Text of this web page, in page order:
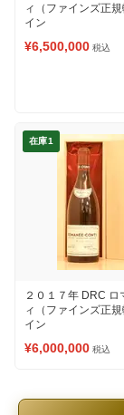
ィ（ファインズ正
イン
¥6,500,000 税込
在庫1
２０１７年 DRC ロ
ィ（ファインズ正
イン
¥6,000,000 税込